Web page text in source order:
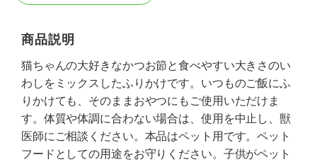
商品説明
猫ちゃんの大好きなかつお節と食べやすい大きさのい
わしをミックスしたふりかけです。いつものご飯にふ
りかけても、そのままおやつにもご使用いただけま
す。体質や体調に合わない場合は、使用を中止し、獣
医師にご相談ください。本品はペット用です。ペット
フードとしての用途をお守りください。子供がペット